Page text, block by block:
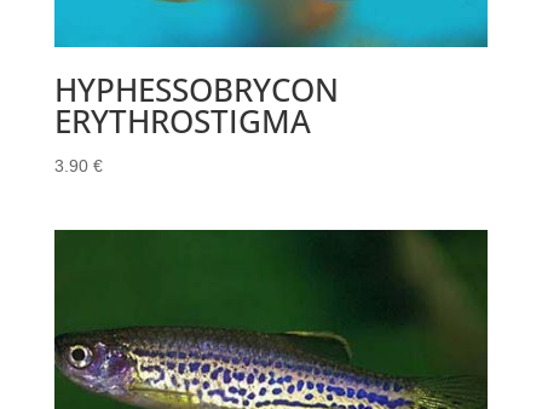
HYPHESSOBRYCON
ERYTHROSTIGMA
3.90 €